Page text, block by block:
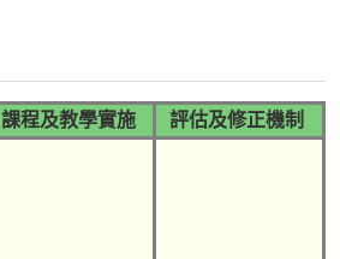
課程及教學實施
評估及修正機制